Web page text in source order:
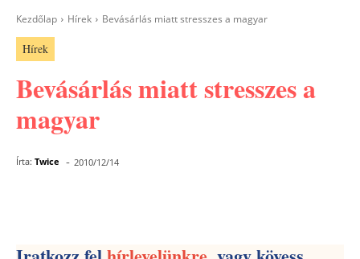
Kezdőlap Hírek Bevásárlás miatt stresszes a magyar
Hírek
Bevásárlás miatt stresszes a
magyar
Írta: Twice - 2010/12/14